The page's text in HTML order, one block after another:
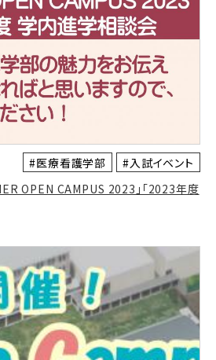
#医療看護学部
#入試イベント
OPEN CAMPUS 2023」「2023年度